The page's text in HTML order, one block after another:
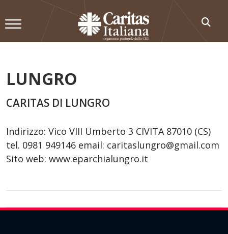
to
LUNGRO
CARITAS DI LUNGRO
Indirizzo: Vico VIII Umberto 3 CIVITA 87010 (CS)
tel. 0981 949146 email: caritaslungro@gmail.com
Sito web: www.eparchialungro.it